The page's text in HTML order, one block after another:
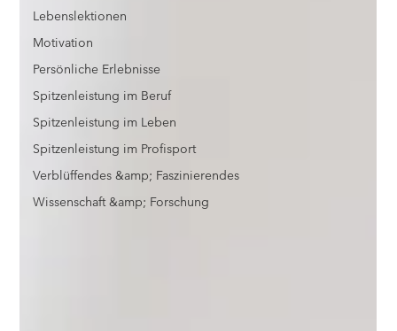
Lebenslektionen
Motivation
Persönliche Erlebnisse
Spitzenleistung im Beruf
Spitzenleistung im Leben
Spitzenleistung im Profisport
Verblüffendes &amp; Faszinierendes
Wissenschaft &amp; Forschung